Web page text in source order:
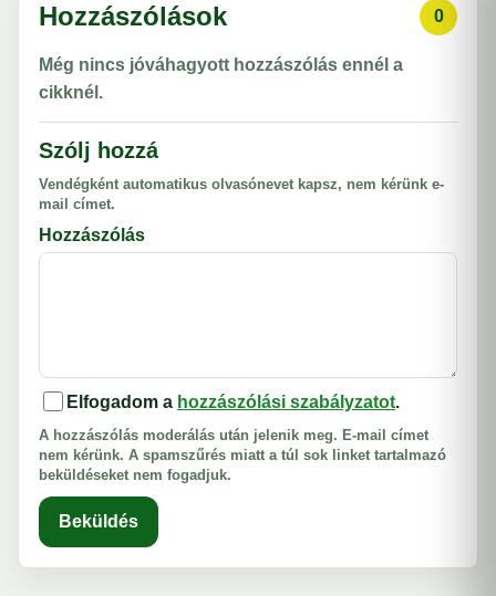
Hozzászólások 0
Még nincs jóváhagyott hozzászólás ennél a
cikknél.
Szólj hozzá
Vendégként automatikus olvasónevet kapsz, nem kérünk e-
mail címet.
Hozzászólás
Elfogadom a hozzászólási szabályzatot.
A hozzászólás moderálás után jelenik meg. E-mail címet
nem kérünk. A spamszűrés miatt a túl sok linket tartalmazó
beküldéseket nem fogadjuk.
Beküldés